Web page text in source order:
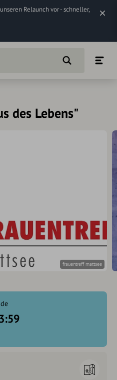
Relaunch vor - schneller,
des Lebens"
frauentreff mattsee